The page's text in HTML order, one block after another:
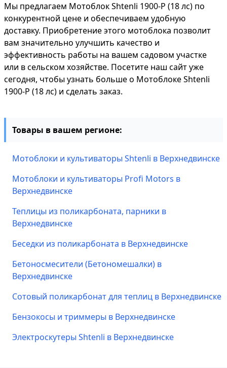
Мы предлагаем Мотоблок Shtenli 1900-P (18 лс) по
конкурентной цене и обеспечиваем удобную
доставку. Приобретение этого мотоблока позволит
вам значительно улучшить качество и
эффективность работы на вашем садовом участке
или в сельском хозяйстве. Посетите наш сайт уже
сегодня, чтобы узнать больше о Мотоблоке Shtenli
1900-P (18 лс) и сделать заказ.
Товары в вашем регионе:
Мотоблоки и культиваторы Shtenli в Верхнедвинске
Мотоблоки и культиваторы Profi Motors в
Верхнедвинске
Теплицы из поликарбоната, парники в
Верхнедвинске
Беседки из поликарбоната в Верхнедвинске
Бетоносмесители (Бетономешалки) в
Верхнедвинске
Сотовый поликарбонат для теплиц в Верхнедвинске
Бензокосы и триммеры в Верхнедвинске
Электроскутеры Shtenli в Верхнедвинске